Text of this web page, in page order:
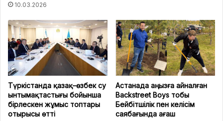
10.03.2026
Түркістанда қазақ–өзбек су
ынтымақтастығы бойынша
бірлескен жұмыс топтары
отырысы өтті
Астанада аңызға айналған
Backstreet Boys тобы
Бейбітшілік пен келісім
саябағында ағаш